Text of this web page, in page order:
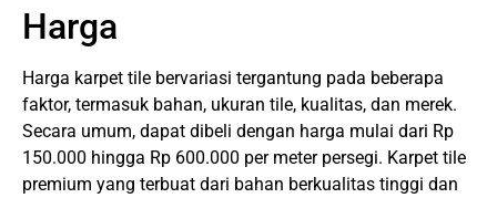
Harga
Harga karpet tile bervariasi tergantung pada beberapa
faktor, termasuk bahan, ukuran tile, kualitas, dan merek.
Secara umum, dapat dibeli dengan harga mulai dari Rp
150.000 hingga Rp 600.000 per meter persegi. Karpet tile
premium yang terbuat dari bahan berkualitas tinggi dan